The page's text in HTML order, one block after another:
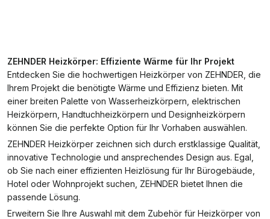
ZEHNDER Heizkörper: Effiziente Wärme für Ihr Projekt
Entdecken Sie die hochwertigen Heizkörper von ZEHNDER, die
Ihrem Projekt die benötigte Wärme und Effizienz bieten. Mit
einer breiten Palette von Wasserheizkörpern, elektrischen
Heizkörpern, Handtuchheizkörpern und Designheizkörpern
können Sie die perfekte Option für Ihr Vorhaben auswählen.
ZEHNDER Heizkörper zeichnen sich durch erstklassige Qualität,
innovative Technologie und ansprechendes Design aus. Egal,
ob Sie nach einer effizienten Heizlösung für Ihr Bürogebäude,
Hotel oder Wohnprojekt suchen, ZEHNDER bietet Ihnen die
passende Lösung.
Erweitern Sie Ihre Auswahl mit dem Zubehör für Heizkörper von